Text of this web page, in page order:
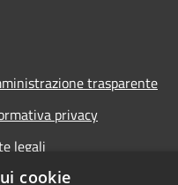
trasparente
privacy
legali
di accessibilità
cookie